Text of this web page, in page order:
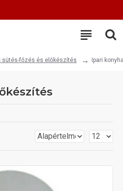
sütés-főzés és előkészítés Ipari